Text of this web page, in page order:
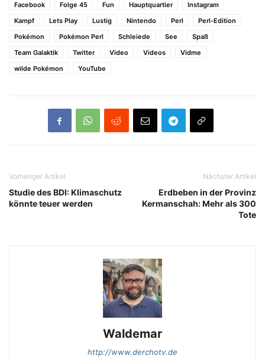
Facebook
Folge 45 Fun Hauptquartier
Instagram
Kampf
Lets Play Lustig Nintendo Perl
Perl-Edition
Pokémon
Pokémon Perl Schleiede See
Spaß
Team Galaktik
Twitter Video Videos
Vidme
wilde Pokémon
YouTube
Vorheriger Artikel
Studie des BDI: Klimaschutz
könnte teuer werden
Nächster Artikel
Erdbeben in der Provinz
Kermanschah: Mehr als 300
Tote
Waldemar
http://www.derchotv.de